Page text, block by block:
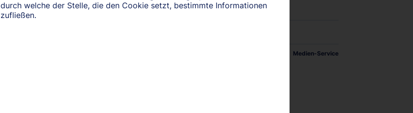
Medien-Service
durch welche der Stelle, die den Cookie setzt, bestimmte Informationen
zufließen.